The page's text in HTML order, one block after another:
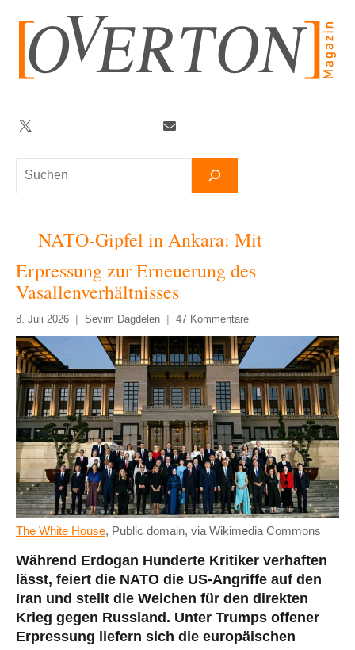
springen
Suchen
Twitter
NATO-Gipfel in Ankara: Mit
Erpressung zur Erneuerung des
Vasallenverhältnisses
8. Juli 2026 Sevim Dagdelen 47 Kommentare
The White House, Public domain, via Wikimedia Commons
Während Erdogan Hunderte Kritiker verhaften
lässt, feiert die NATO die US-Angriffe auf den
Iran und stellt die Weichen für den direkten
Krieg gegen Russland. Unter Trumps offener
Erpressung liefern sich die europäischen